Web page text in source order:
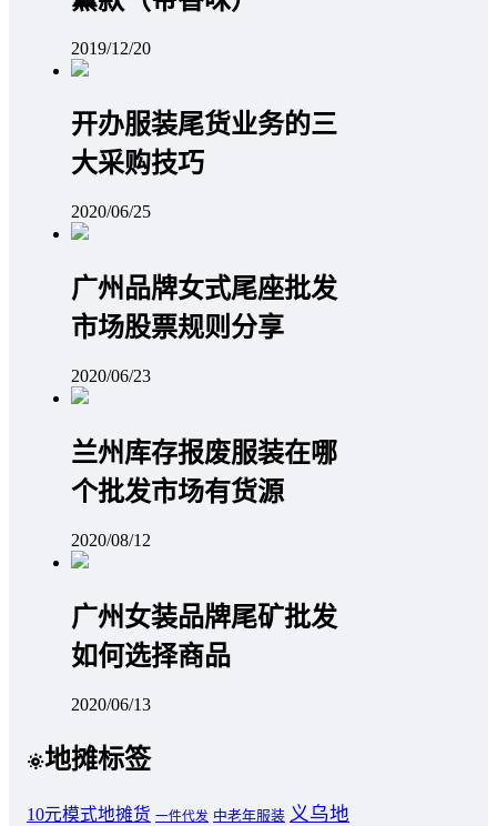
2019/12/20
开办服装尾货业务的三
大采购技巧
2020/06/25
广州品牌女式尾座批发
市场股票规则分享
2020/06/23
兰州库存报废服装在哪
个批发市场有货源
2020/08/12
广州女装品牌尾矿批发
如何选择商品
2020/06/13
地摊标签
10元模式地摊货 一件代发 中老年服装 义乌地